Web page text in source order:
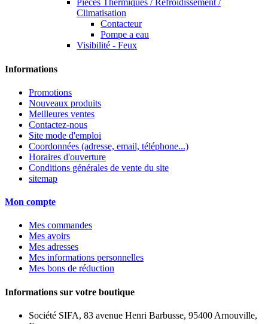
Pièces Thermiques / Refroidissement /
Climatisation
Contacteur
Pompe a eau
Visibilité - Feux
Informations
Promotions
Nouveaux produits
Meilleures ventes
Contactez-nous
Site mode d'emploi
Coordonnées (adresse, email, téléphone...)
Horaires d'ouverture
Conditions générales de vente du site
sitemap
Mon compte
Mes commandes
Mes avoirs
Mes adresses
Mes informations personnelles
Mes bons de réduction
Informations sur votre boutique
Société SIFA, 83 avenue Henri Barbusse, 95400 Arnouville,